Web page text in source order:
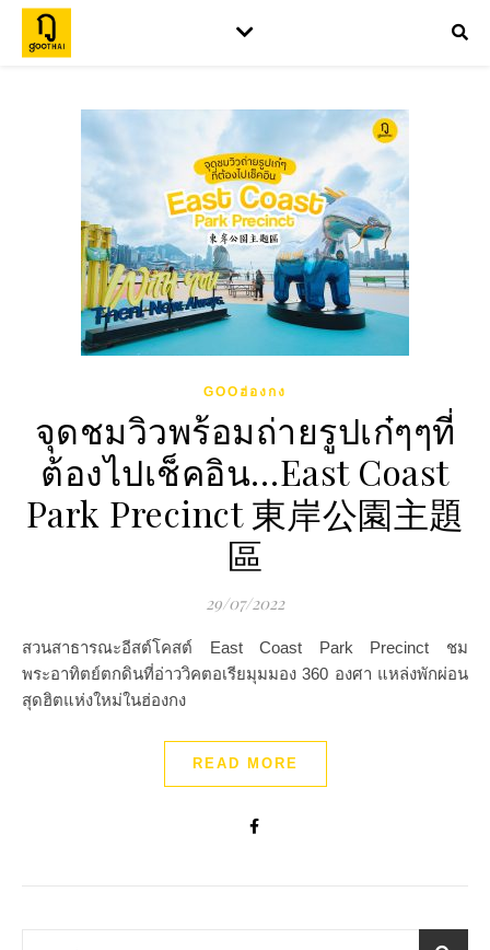
GOOฮ่องกง
จุดชมวิวพร้อมถ่ายรูปเก๋ๆๆที่
ต้องไปเช็คอิน…East Coast
Park Precinct 東岸公園主題
區
29/07/2022
สวนสาธารณะอีสต์โคสต์ East Coast Park Precinct ชม
พระอาทิตย์ตกดินที่อ่าววิคตอเรียมุมมอง 360 องศา แหล่งพักผ่อน
สุดฮิตแห่งใหม่ในฮ่องกง
READ MORE